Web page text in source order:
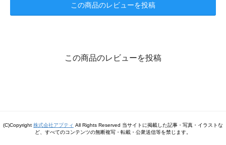
この商品のレビューを投稿
この商品のレビューを投稿
(C)Copyright 株式会社アプティ All Rights Reserved 当サイトに掲載した記事・写真・イラストな
ど、すべてのコンテンツの無断複写・転載・公衆送信等を禁じます。